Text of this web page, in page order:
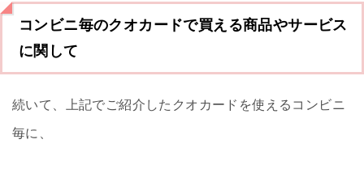
コンビニ毎のクオカードで買える商品やサービス
に関して
続いて、上記でご紹介したクオカードを使えるコンビニ
毎に、